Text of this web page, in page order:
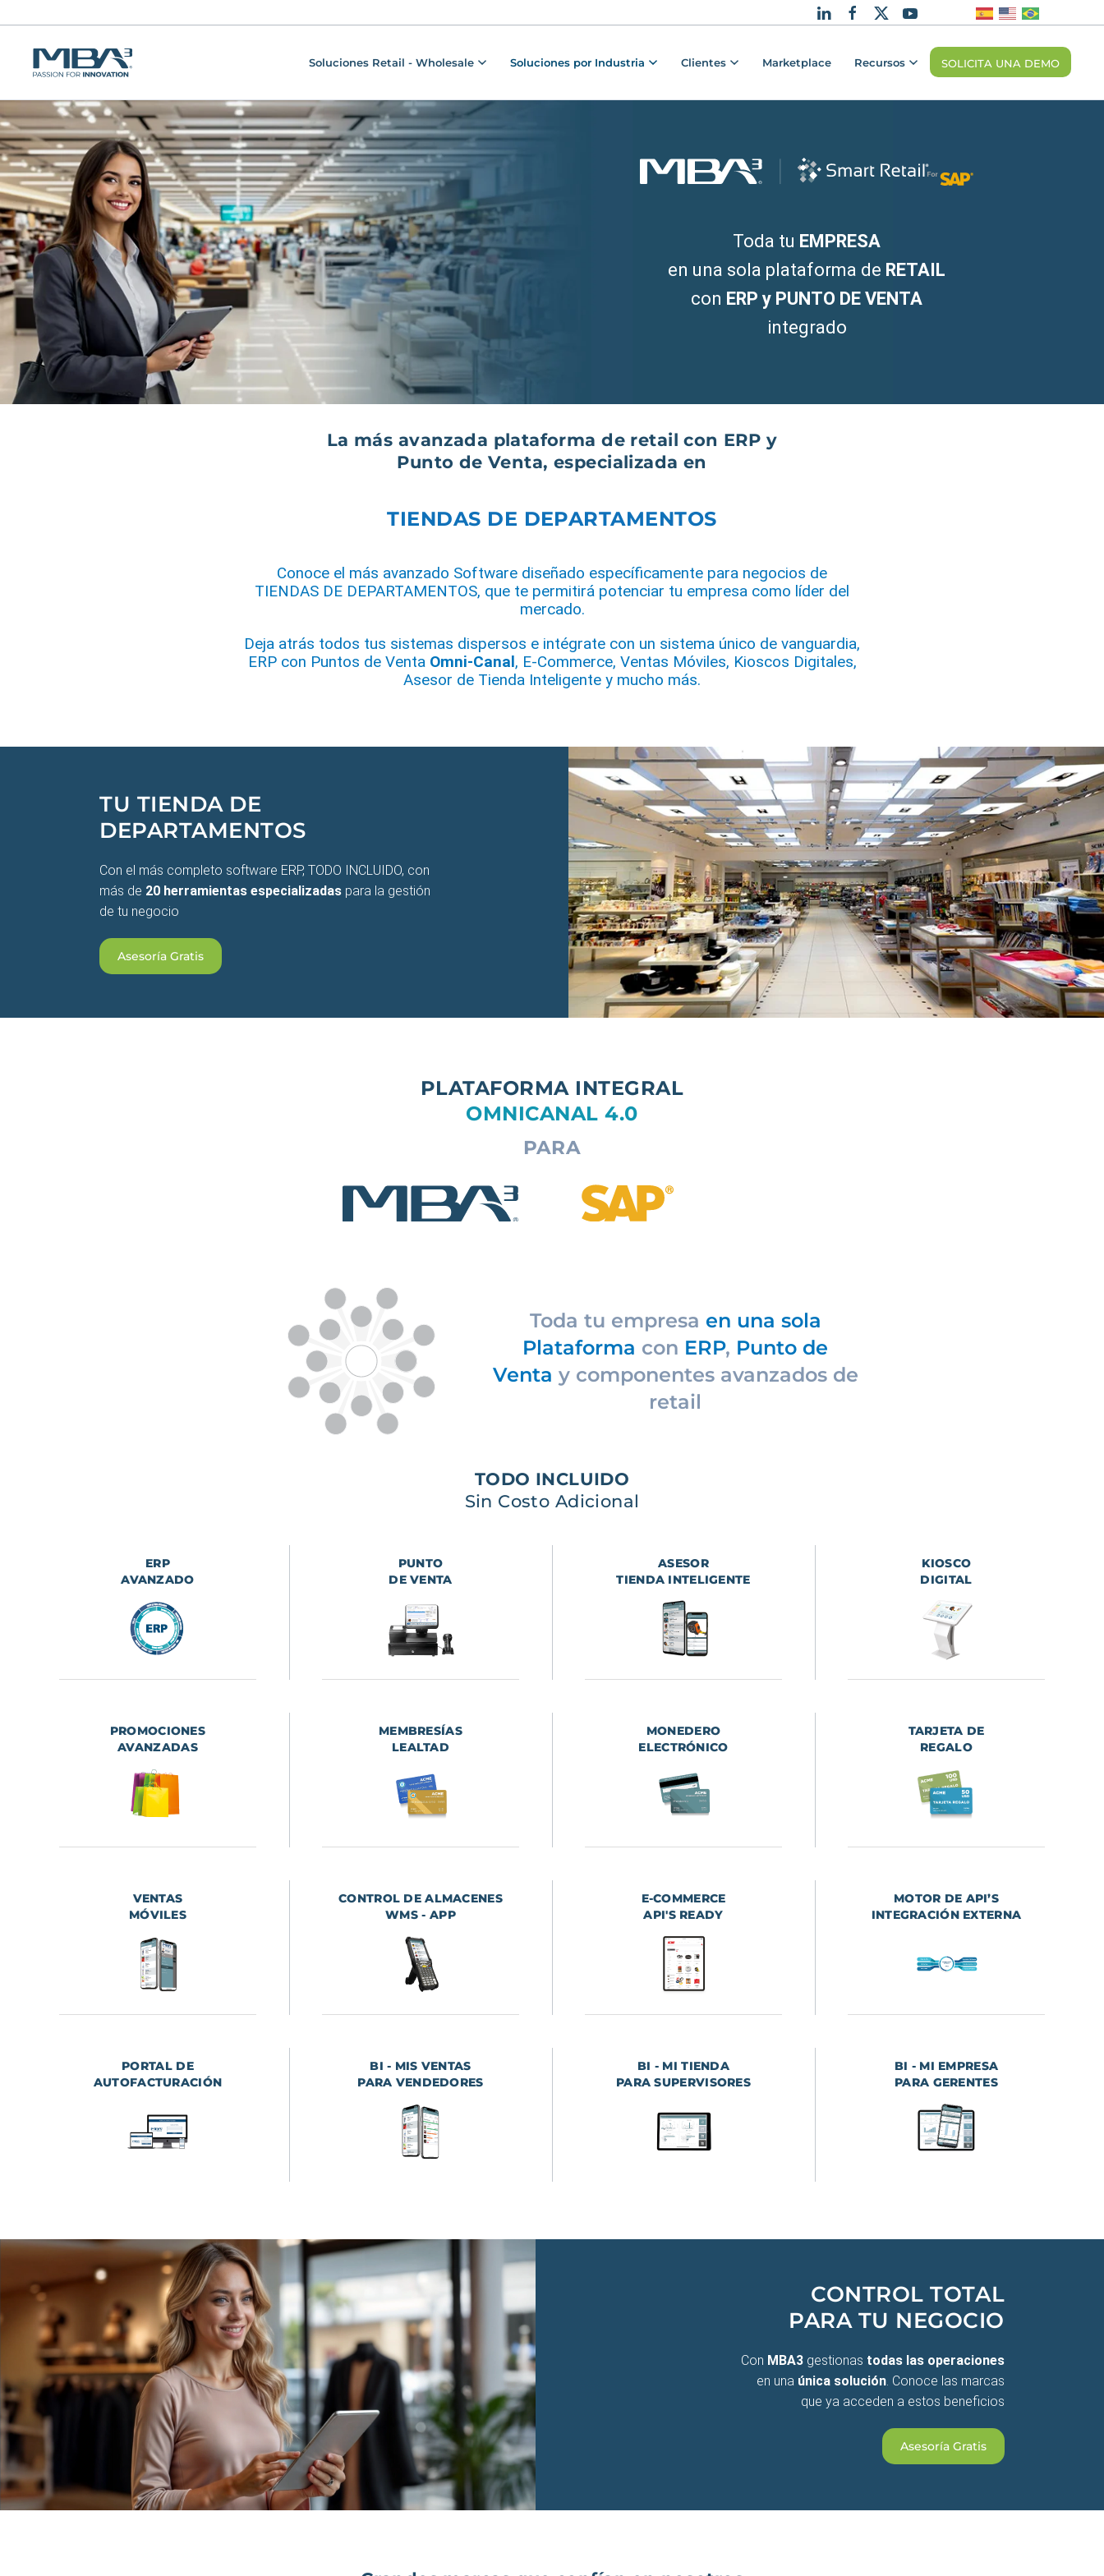
Soluciones Retail - Wholesale Soluciones por Industria Clientes Marketplace Recursos SOLICITA UNA DEMO
Toda tu EMPRESA
en una sola plataforma de RETAIL
con ERP y PUNTO DE VENTA
integrado
La más avanzada plataforma de retail con ERP y
Punto de Venta, especializada en
TIENDAS DE DEPARTAMENTOS
Conoce el más avanzado Software diseñado específicamente para negocios de
TIENDAS DE DEPARTAMENTOS, que te permitirá potenciar tu empresa como líder del
mercado.
Deja atrás todos tus sistemas dispersos e intégrate con un sistema único de vanguardia,
ERP con Puntos de Venta Omni-Canal, E-Commerce, Ventas Móviles, Kioscos Digitales,
Asesor de Tienda Inteligente y mucho más.
TU TIENDA DE
DEPARTAMENTOS
Con el más completo software ERP, TODO INCLUIDO, con
más de 20 herramientas especializadaspara la gestión
de tu negocio
Asesoría Gratis
PLATAFORMA INTEGRAL
OMNICANAL 4.0
PARA
Toda tu empresa en una sola
Plataforma con ERP, Punto de
Venta y componentes avanzados de
retail
TODO INCLUIDO
Sin Costo Adicional
ERP
AVANZADO
PUNTO
DE VENTA
ASESOR
TIENDA INTELIGENTE
KIOSCO
DIGITAL
PROMOCIONES
AVANZADAS
MEMBRESÍAS
LEALTAD
MONEDERO
ELECTRÓNICO
TARJETA DE
REGALO
VENTAS
MÓVILES
CONTROL DE ALMACENES
WMS - APP
E-COMMERCE
API'S READY
MOTOR DE API’S
INTEGRACIÓN EXTERNA
PORTAL DE
AUTOFACTURACIÓN
BI - MIS VENTAS
PARA VENDEDORES
BI - MI TIENDA
PARA SUPERVISORES
BI - MI EMPRESA
PARA GERENTES
CONTROL TOTAL
PARA TU NEGOCIO
Con MBA3 gestionas todas las operaciones
en una única solución. Conoce las marcas
que ya acceden a estos beneficios
Asesoría Gratis